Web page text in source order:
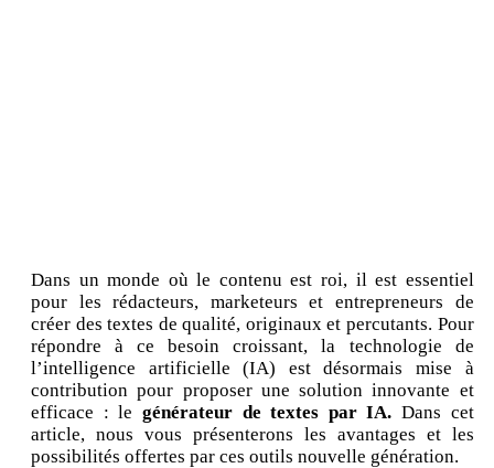
Dans un monde où le contenu est roi, il est essentiel
pour les rédacteurs, marketeurs et entrepreneurs de
créer des textes de qualité, originaux et percutants. Pour
répondre à ce besoin croissant, la technologie de
l’intelligence artificielle (IA) est désormais mise à
contribution pour proposer une solution innovante et
efficace : le générateur de textes par IA. Dans cet
article, nous vous présenterons les avantages et les
possibilités offertes par ces outils nouvelle génération.